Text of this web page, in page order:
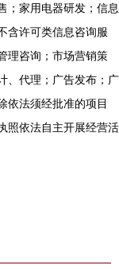
；家用电器研发；信息
含许可类信息咨询服
理咨询；市场营销策
、代理；广告发布；广
依法须经批准的项目
照依法自主开展经营活